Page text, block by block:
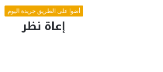
أضوا على الطريق جريدة اليوم
إعاة نظر